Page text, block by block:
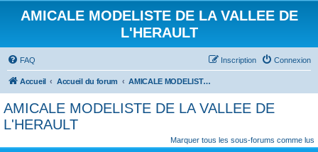
AMICALE MODELISTE DE LA VALLEE DE
L'HERAULT
FAQ Connexion
Inscription
Accueil Accueil du forum AMICALE MODELISTE DE LA VALLEE DE L'HERAULT
AMICALE MODELISTE DE LA VALLEE DE
L'HERAULT
Marquer tous les sous-forums comme lus